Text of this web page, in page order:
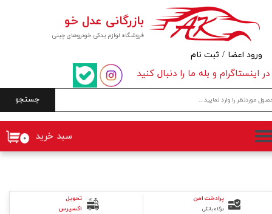
فروشگاه لوازم یدکی خودروهای چینی
بازرگانی عدل خو
جستجو
۰ سبد خرید
در اینستاگرام و بله ما را دنبال کنید
ورود اعضا / ثبت نام
حساب کاربری من
تغییر گذر واژه
سفارشات
خروج از حساب کاربری
تحویل
اکسپرس
پرادخت امن
درگاه بانکی